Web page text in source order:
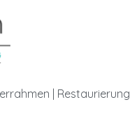
| Restaurierung